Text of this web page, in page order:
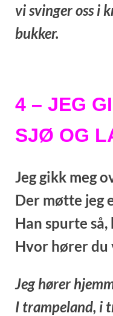
vi svinger oss i
bukker.
4 – JEG
SJØ OG
Jeg gikk meg
Der møtte jeg
Han spurte så,
Hvor hører du
Jeg hører
I trampeland, i